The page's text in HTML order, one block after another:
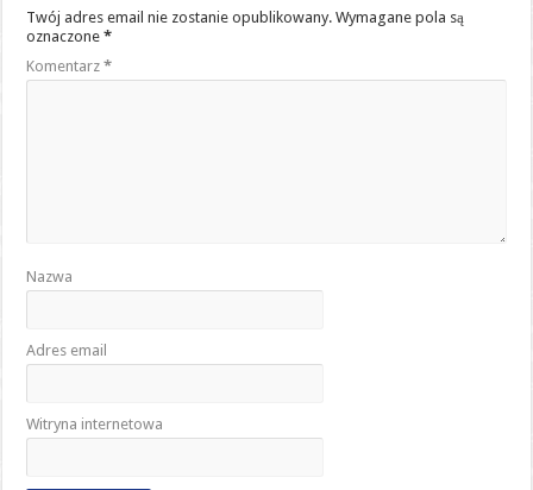
Twój adres email nie zostanie opublikowany. Wymagane pola są
oznaczone*
Komentarz*
Nazwa
Adres email
Witryna internetowa